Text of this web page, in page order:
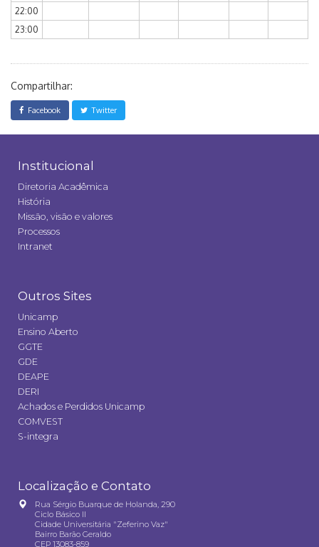
22:00
23:00
Compartilhar:
Facebook Twitter
Institucional
Diretoria Acadêmica
História
Missão, visão e valores
Processos
Intranet
Outros Sites
Unicamp
Ensino Aberto
GGTE
GDE
DEAPE
DERI
Achados e Perdidos Unicamp
COMVEST
S-integra
Localização e Contato
Rua Sérgio Buarque de Holanda, 290
Ciclo Básico II
Cidade Universitária "Zeferino Vaz"
Bairro Barão Geraldo
CEP 13083-859